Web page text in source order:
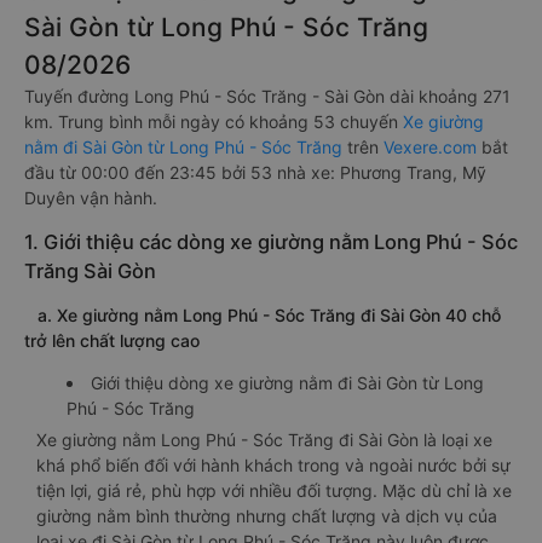
Sài Gòn từ Long Phú - Sóc Trăng
08/2026
Tuyến đường Long Phú - Sóc Trăng - Sài Gòn dài khoảng 271
km. Trung bình mỗi ngày có khoảng 53 chuyến Xe giường
nằm đi Sài Gòn từ Long Phú - Sóc Trăng trên Vexere.com bắt
đầu từ 00:00 đến 23:45 bởi 53 nhà xe: Phương Trang, Mỹ
Duyên vận hành.
1. Giới thiệu các dòng xe giường nằm Long Phú - Sóc
Trăng Sài Gòn
a. Xe giường nằm Long Phú - Sóc Trăng đi Sài Gòn 40 chỗ
trở lên chất lượng cao
Giới thiệu dòng xe giường nằm đi Sài Gòn từ Long
Phú - Sóc Trăng
Xe giường nằm Long Phú - Sóc Trăng đi Sài Gòn là loại xe
khá phổ biến đối với hành khách trong và ngoài nước bởi sự
tiện lợi, giá rẻ, phù hợp với nhiều đối tượng. Mặc dù chỉ là xe
giường nằm bình thường nhưng chất lượng và dịch vụ của